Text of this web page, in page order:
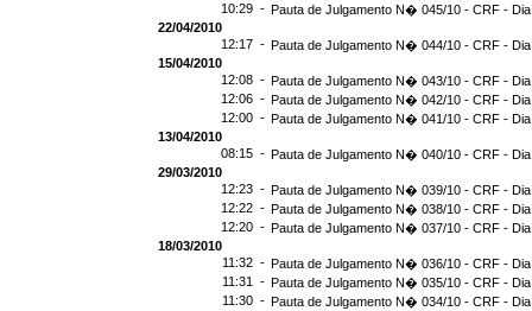
10:29 - Pauta de Julgamento N� 045/10 - CRF -
22/04/2010
12:17 - Pauta de Julgamento N� 044/10 - CRF -
15/04/2010
12:08 - Pauta de Julgamento N� 043/10 - CRF -
12:06 - Pauta de Julgamento N� 042/10 - CRF -
12:00 - Pauta de Julgamento N� 041/10 - CRF -
13/04/2010
08:15 - Pauta de Julgamento N� 040/10 - CRF -
29/03/2010
12:23 - Pauta de Julgamento N� 039/10 - CRF -
12:22 - Pauta de Julgamento N� 038/10 - CRF -
12:20 - Pauta de Julgamento N� 037/10 - CRF -
18/03/2010
11:32 - Pauta de Julgamento N� 036/10 - CRF -
11:31 - Pauta de Julgamento N� 035/10 - CRF -
11:30 - Pauta de Julgamento N� 034/10 - CRF -